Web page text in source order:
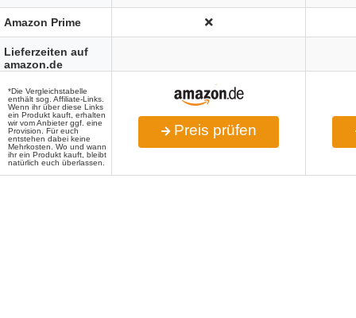
Preis prüfen
Amazon Prime
Lieferzeiten auf
amazon.de
*Die Vergleichstabelle
enthält sog. Affiliate-Links.
Wenn ihr über diese Links
ein Produkt kauft, erhalten
wir vom Anbieter ggf. eine
Provision. Für euch
entstehen dabei keine
Mehrkosten. Wo und wann
ihr ein Produkt kauft, bleibt
natürlich euch überlassen.